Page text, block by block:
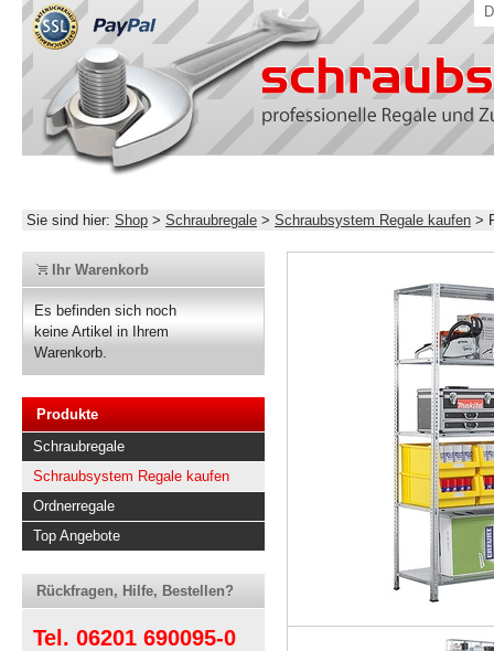
Sie sind hier: Shop > Schraubregale > Schraubsystem Regale kaufen >
Ihr Warenkorb
Es befinden sich noch
keine Artikel in Ihrem
Warenkorb.
Produkte
Schraubregale
Schraubsystem Regale kaufen
Ordnerregale
Top Angebote
Rückfragen, Hilfe, Bestellen?
Tel. 06201 690095-0